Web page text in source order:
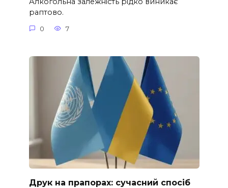
раптово.
0 7
Друк на прапорах: сучасний спосіб